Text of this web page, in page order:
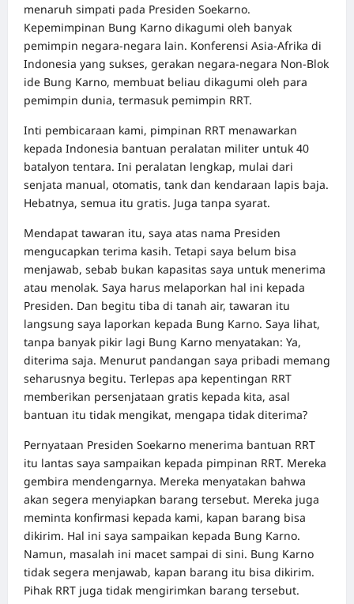
menaruh simpati pada Presiden Soekarno.
Kepemimpinan Bung Karno dikagumi oleh banyak
pemimpin negara-negara lain. Konferensi Asia-Afrika di
Indonesia yang sukses, gerakan negara-negara Non-Blok
ide Bung Karno, membuat beliau dikagumi oleh para
pemimpin dunia, termasuk pemimpin RRT.
Inti pembicaraan kami, pimpinan RRT menawarkan
kepada Indonesia bantuan peralatan militer untuk 40
batalyon tentara. Ini peralatan lengkap, mulai dari
senjata manual, otomatis, tank dan kendaraan lapis baja.
Hebatnya, semua itu gratis. Juga tanpa syarat.
Mendapat tawaran itu, saya atas nama Presiden
mengucapkan terima kasih. Tetapi saya belum bisa
menjawab, sebab bukan kapasitas saya untuk menerima
atau menolak. Saya harus melaporkan hal ini kepada
Presiden. Dan begitu tiba di tanah air, tawaran itu
langsung saya laporkan kepada Bung Karno. Saya lihat,
tanpa banyak pikir lagi Bung Karno menyatakan: Ya,
diterima saja. Menurut pandangan saya pribadi memang
seharusnya begitu. Terlepas apa kepentingan RRT
memberikan persenjataan gratis kepada kita, asal
bantuan itu tidak mengikat, mengapa tidak diterima?
Pernyataan Presiden Soekarno menerima bantuan RRT
itu lantas saya sampaikan kepada pimpinan RRT. Mereka
gembira mendengarnya. Mereka menyatakan bahwa
akan segera menyiapkan barang tersebut. Mereka juga
meminta konfirmasi kepada kami, kapan barang bisa
dikirim. Hal ini saya sampaikan kepada Bung Karno.
Namun, masalah ini macet sampai di sini. Bung Karno
tidak segera menjawab, kapan barang itu bisa dikirim.
Pihak RRT juga tidak mengirimkan barang tersebut.